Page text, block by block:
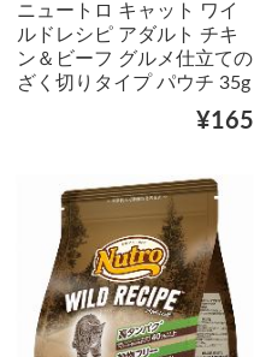
ニュートロ キャット ワイ
ルドレシピ アダルト チキ
ン＆ビーフ グルメ仕立ての
ざく切りタイプ パウチ 35g
¥165